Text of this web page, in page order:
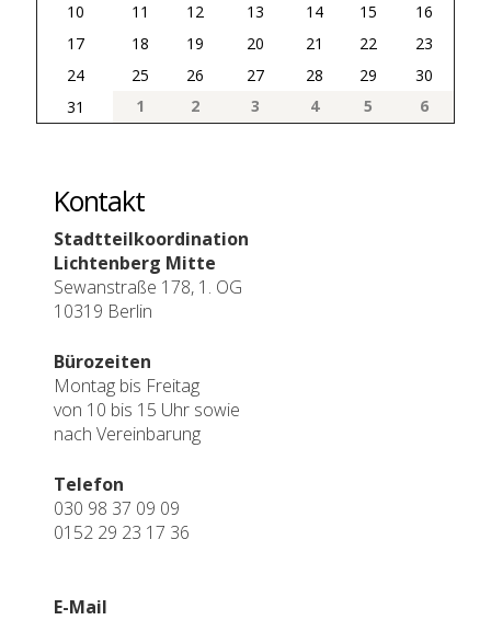
10
11 12 13 14 15
16
17
18 19 20 21 22
23
24
25 26 27 28 29
30
31
1 2 3 4 5 6
Kontakt
Stadtteilkoordination
Lichtenberg Mitte
Sewanstraße 178, 1. OG
10319 Berlin
Bürozeiten
Montag bis Freitag
von 10 bis 15 Uhr sowie
nach Vereinbarung
Telefon
030 98 37 09 09
0152 29 23 17 36
E-Mail